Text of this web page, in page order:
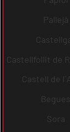
Pallejà
Castellfollit de
Castell de
Begues
Sora